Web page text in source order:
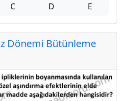
C D E
Dönemi Bütünleme